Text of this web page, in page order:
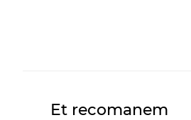
Et recomanem